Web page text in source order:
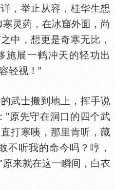
，举止从容，桂华生想
灵葯，在冰窟外面，尚
中，想更是奇寒无比，
施展一鹤冲天的轻功出
轻视！”
士搬到地上，挥手说
”原先守在洞口的四个武
打寒咦，那里肯听，藏
不听我的命今吗？哼，
来就在这一瞬间，白